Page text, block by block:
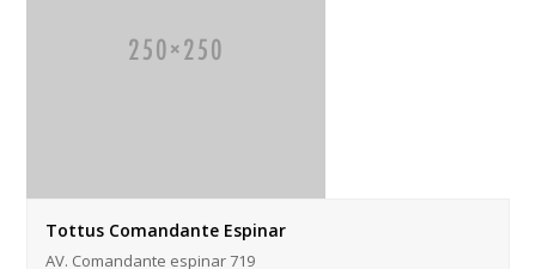
Tottus Comandante Espinar
AV. Comandante espinar 719